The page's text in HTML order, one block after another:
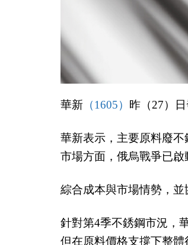
華新 （1605） 昨（27）
華新表示，主要原料廢
市場方面，俄烏戰爭已
綜合成本與市場情勢，並
針對第4季不銹鋼市況，
但在原料價格支撐下整